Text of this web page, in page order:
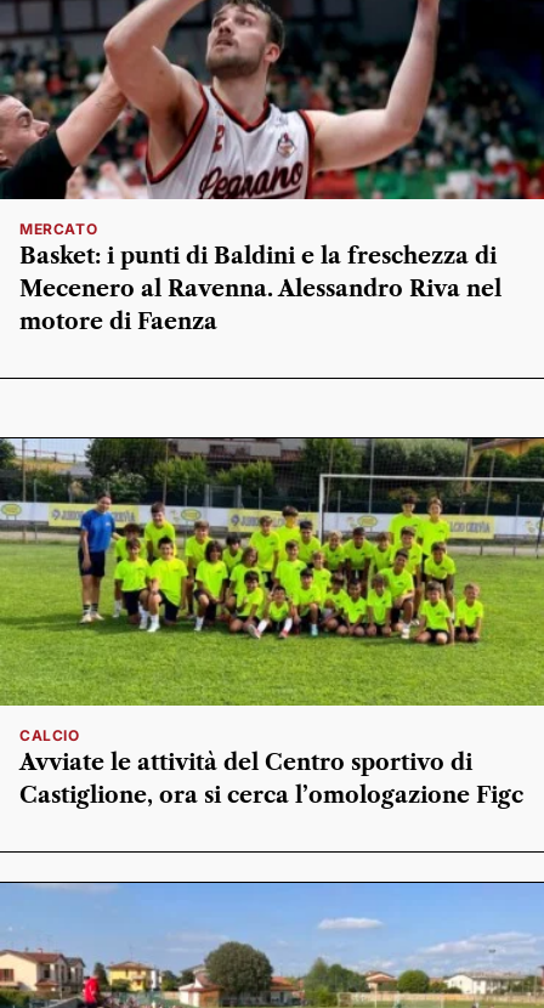
MERCATO
Basket: i punti di Baldini e la freschezza di
Mecenero al Ravenna. Alessandro Riva nel
motore di Faenza
CALCIO
Avviate le attività del Centro sportivo di
Castiglione, ora si cerca l’omologazione Figc